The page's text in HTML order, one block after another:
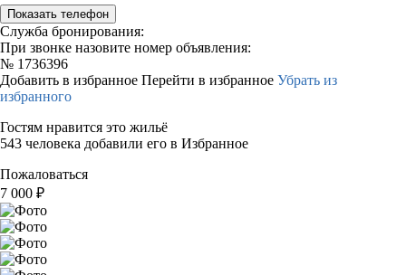
Показать телефон
Служба бронирования:
При звонке назовите номер объявления:
№ 1736396
Добавить в избранное Перейти в избранное Убрать из
избранного
Гостям нравится это жильё
543 человека добавили его в Избранное
Пожаловаться
7 000 ₽